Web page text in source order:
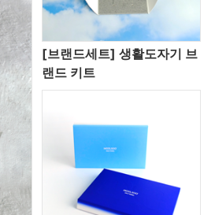
[브랜드세트] 생활도자기 브
랜드 키트